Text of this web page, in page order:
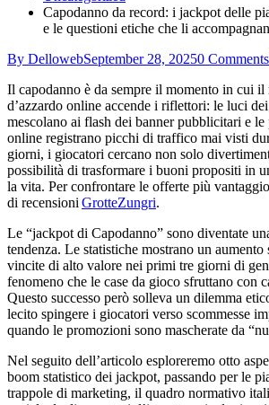
Capodanno da record: i jackpot delle
e le questioni etiche che li
By DellowebSeptember 28, 20250 Comments
Il capodanno è da sempre il momento in cui
d’azzardo online accende i riflettori: le luci
mescolano ai flash dei banner pubblicitari e
online registrano picchi di traffico mai visti
giorni, i giocatori cercano non solo
possibilità di trasformare i buoni propositi in
la vita. Per confrontare le offerte più
di recensioni GrotteZungri.
Le “jackpot di Capodanno” sono diventate
tendenza. Le statistiche mostrano un
vincite di alto valore nei primi tre giorni di
fenomeno che le case da gioco sfruttano con
Questo successo però solleva un dilemma
lecito spingere i giocatori verso scommesse
quando le promozioni sono mascherate da
Nel seguito dell’articolo esploreremo otto
boom statistico dei jackpot, passando per le
trappole di marketing, il quadro normativo